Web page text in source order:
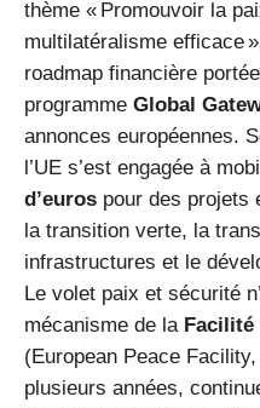
thème « Promouvoir la
multilatéralisme efficace
roadmap financière
programme Global
annonces européennes.
l’UE s’est engagée à
d’euros pour des projets
la transition verte, la
infrastructures et le
Le volet paix et sécurité
mécanisme de la
(European Peace
plusieurs années,